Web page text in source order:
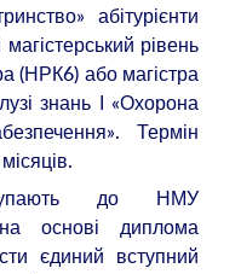
абітурієнти
рівень
(НРК6) або магістра
знань І «Охорона
Термін
до НМУ
основі диплома
єдиний вступний